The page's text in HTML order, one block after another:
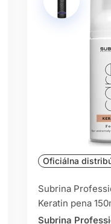
Oficiálna
Subrina
Keratin pena
Subrina